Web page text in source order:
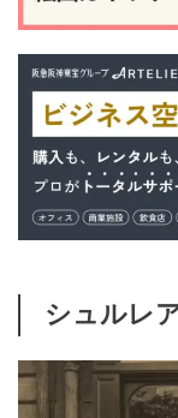
シュルレ